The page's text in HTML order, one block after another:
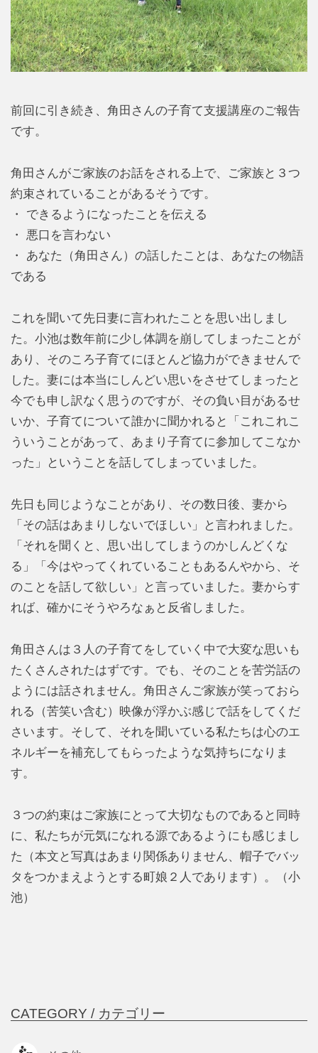
前回に引き続き、角田さんの子育て支援講座のご報告
です。
角田さんがご家族のお話をされる上で、ご家族と３つ
約束されていることがあるそうです。
・ できるようになったことを伝える
・ 悪口を言わない
・ あなた（角田さん）の話したことは、あなたの物語
である
これを聞いて先日妻に言われたことを思い出しまし
た。小池は数年前に少し体調を崩してしまったことが
あり、そのころ子育てにほとんど協力ができませんで
した。妻には本当にしんどい思いをさせてしまったと
今でも申し訳なく思うのですが、その負い目があるせ
いか、子育てについて誰かに聞かれると「これこれこ
ういうことがあって、あまり子育てに参加してこなか
った」ということを話してしまっていました。
先日も同じようなことがあり、その数日後、妻から
「その話はあまりしないでほしい」と言われました。
「それを聞くと、思い出してしまうのかしんどくな
る」「今はやってくれていることもあるんやから、そ
のことを話して欲しい」と言っていました。妻からす
れば、確かにそうやろなぁと反省しました。
角田さんは３人の子育てをしていく中で大変な思いも
たくさんされたはずです。でも、そのことを苦労話の
ようには話されません。角田さんご家族が笑っておら
れる（苦笑い含む）映像が浮かぶ感じで話をしてくだ
さいます。そして、それを聞いている私たちは心のエ
ネルギーを補充してもらったような気持ちになりま
す。
３つの約束はご家族にとって大切なものであると同時
に、私たちが元気になれる源であるようにも感じまし
た（本文と写真はあまり関係ありません、帽子でバッ
タをつかまえようとする町娘２人であります）。（小
池）
CATEGORY / カテゴリー